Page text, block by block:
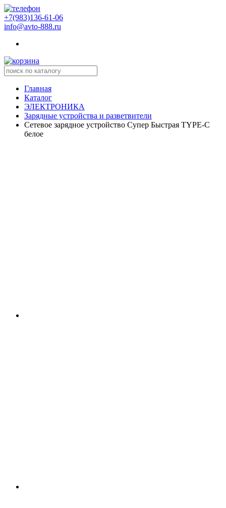
+7(983)136-61-06
info@avto-888.ru
Главная
Каталог
ЭЛЕКТРОНИКА
Зарядные устройства и разветвители
Сетевое зарядное устройство Супер Быстрая TYPE-C
белое